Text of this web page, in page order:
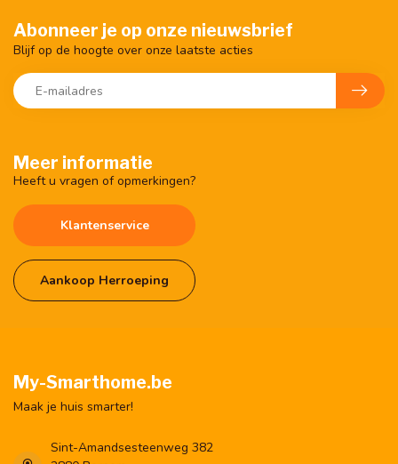
Meer informatie
Heeft u vragen of opmerkingen?
Klantenservice
Aankoop Herroeping
Abonneer je op onze nieuwsbrief
Blijf op de hoogte over onze laatste acties
My-Smarthome.be
Maak je huis smarter!
Sint-Amandsesteenweg 382